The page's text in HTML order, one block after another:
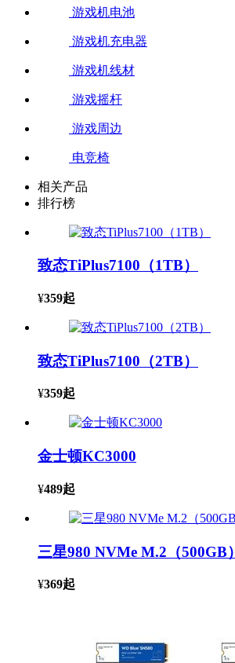
游戏机电池
游戏机充电器
游戏机线材
游戏摇杆
游戏周边
电竞椅
相关产品
排行榜
致态TiPlus7100（1TB）
¥359起
致态TiPlus7100（2TB）
¥359起
金士顿KC3000
¥489起
三星980 NVMe M.2（500GB）
¥369起